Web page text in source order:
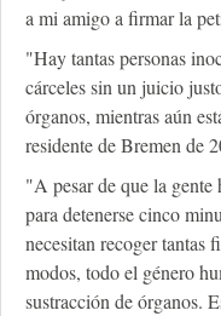
a mi amigo a firmar la
"Hay tantas personas
cárceles sin un juicio
órganos, mientras aún
residente de Bremen de
"A pesar de que la gente
para detenerse cinco
necesitan recoger tantas
modos, todo el género
sustracción de órganos.